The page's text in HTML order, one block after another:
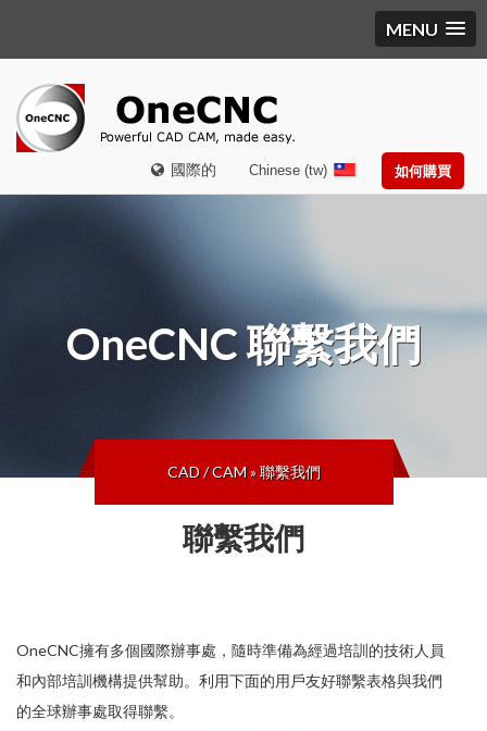
MENU
國際的 如何購買
Chinese (tw)
OneCNC聯繫我們
CAD / CAM»聯繫我們
聯繫我們
OneCNC擁有多個國際辦事處，隨時準備為經過培訓的技術人員
和內部培訓機構提供幫助。利用下面的用戶友好聯繫表格與我們
的全球辦事處取得聯繫。